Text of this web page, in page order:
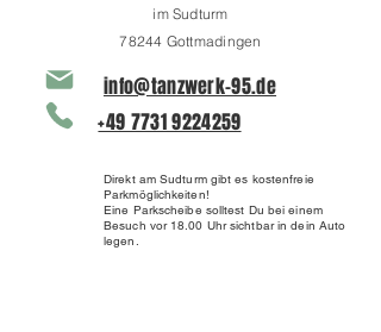
im Sudturm
78244 Gottmadingen
+49 7731 9224259
Direkt am Sudturm gibt es kostenfreie
Parkmöglichkeiten!
Eine Parkscheibe solltest Du bei einem
Besuch vor 18.00 Uhr sichtbar in dein Auto
legen.
info@tanzwerk-95.de